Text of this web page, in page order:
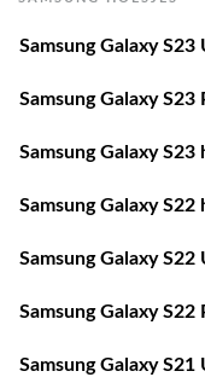
Samsung Galaxy
Samsung Galaxy
Samsung Galaxy
Samsung Galaxy
Samsung Galaxy
Samsung Galaxy
Samsung Galaxy